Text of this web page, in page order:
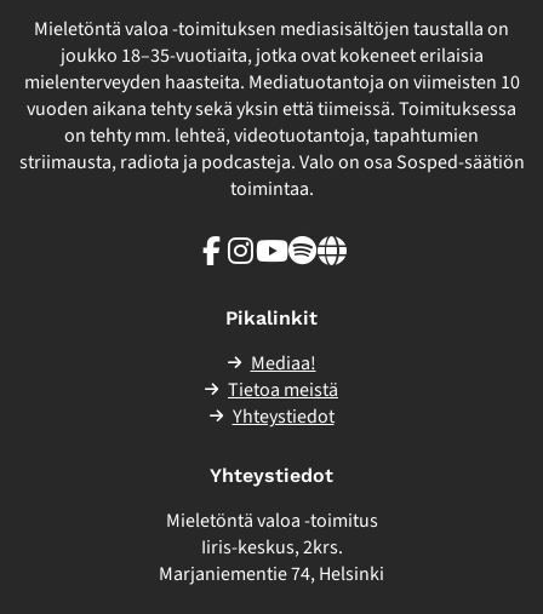
Mieletöntä valoa -toimituksen mediasisältöjen taustalla on
joukko 18–35-vuotiaita, jotka ovat kokeneet erilaisia
mielenterveyden haasteita. Mediatuotantoja on viimeisten 10
vuoden aikana tehty sekä yksin että tiimeissä. Toimituksessa
on tehty mm. lehteä, videotuotantoja, tapahtumien
striimausta, radiota ja podcasteja. Valo on osa Sosped-säätiön
toimintaa.
Facebook
Instagram
Youtube
SpotifyLinkki
Pikalinkit
Mediaa!
Tietoa meistä
Yhteystiedot
Yhteystiedot
Mieletöntä valoa -toimitus
Iiris-keskus, 2krs.
Marjaniementie 74, Helsinki